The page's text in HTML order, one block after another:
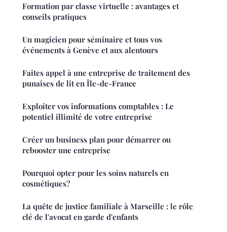
Formation par classe virtuelle : avantages et
conseils pratiques
Un magicien pour séminaire et tous vos
événements à Genève et aux alentours
Faites appel à une entreprise de traitement des
punaises de lit en Île-de-France
Exploiter vos informations comptables : Le
potentiel illimité de votre entreprise
Créer un business plan pour démarrer ou
rebooster une entreprise
Pourquoi opter pour les soins naturels en
cosmétiques?
La quête de justice familiale à Marseille : le rôle
clé de l'avocat en garde d'enfants